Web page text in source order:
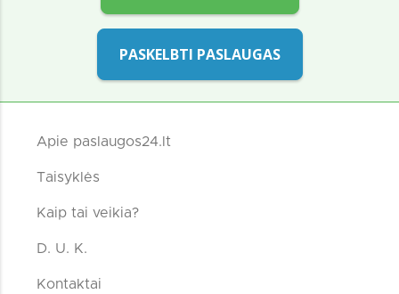
PASKELBTI PASLAUGAS
Apie paslaugos24.lt
Taisyklės
Kaip tai veikia?
D. U. K.
Kontaktai